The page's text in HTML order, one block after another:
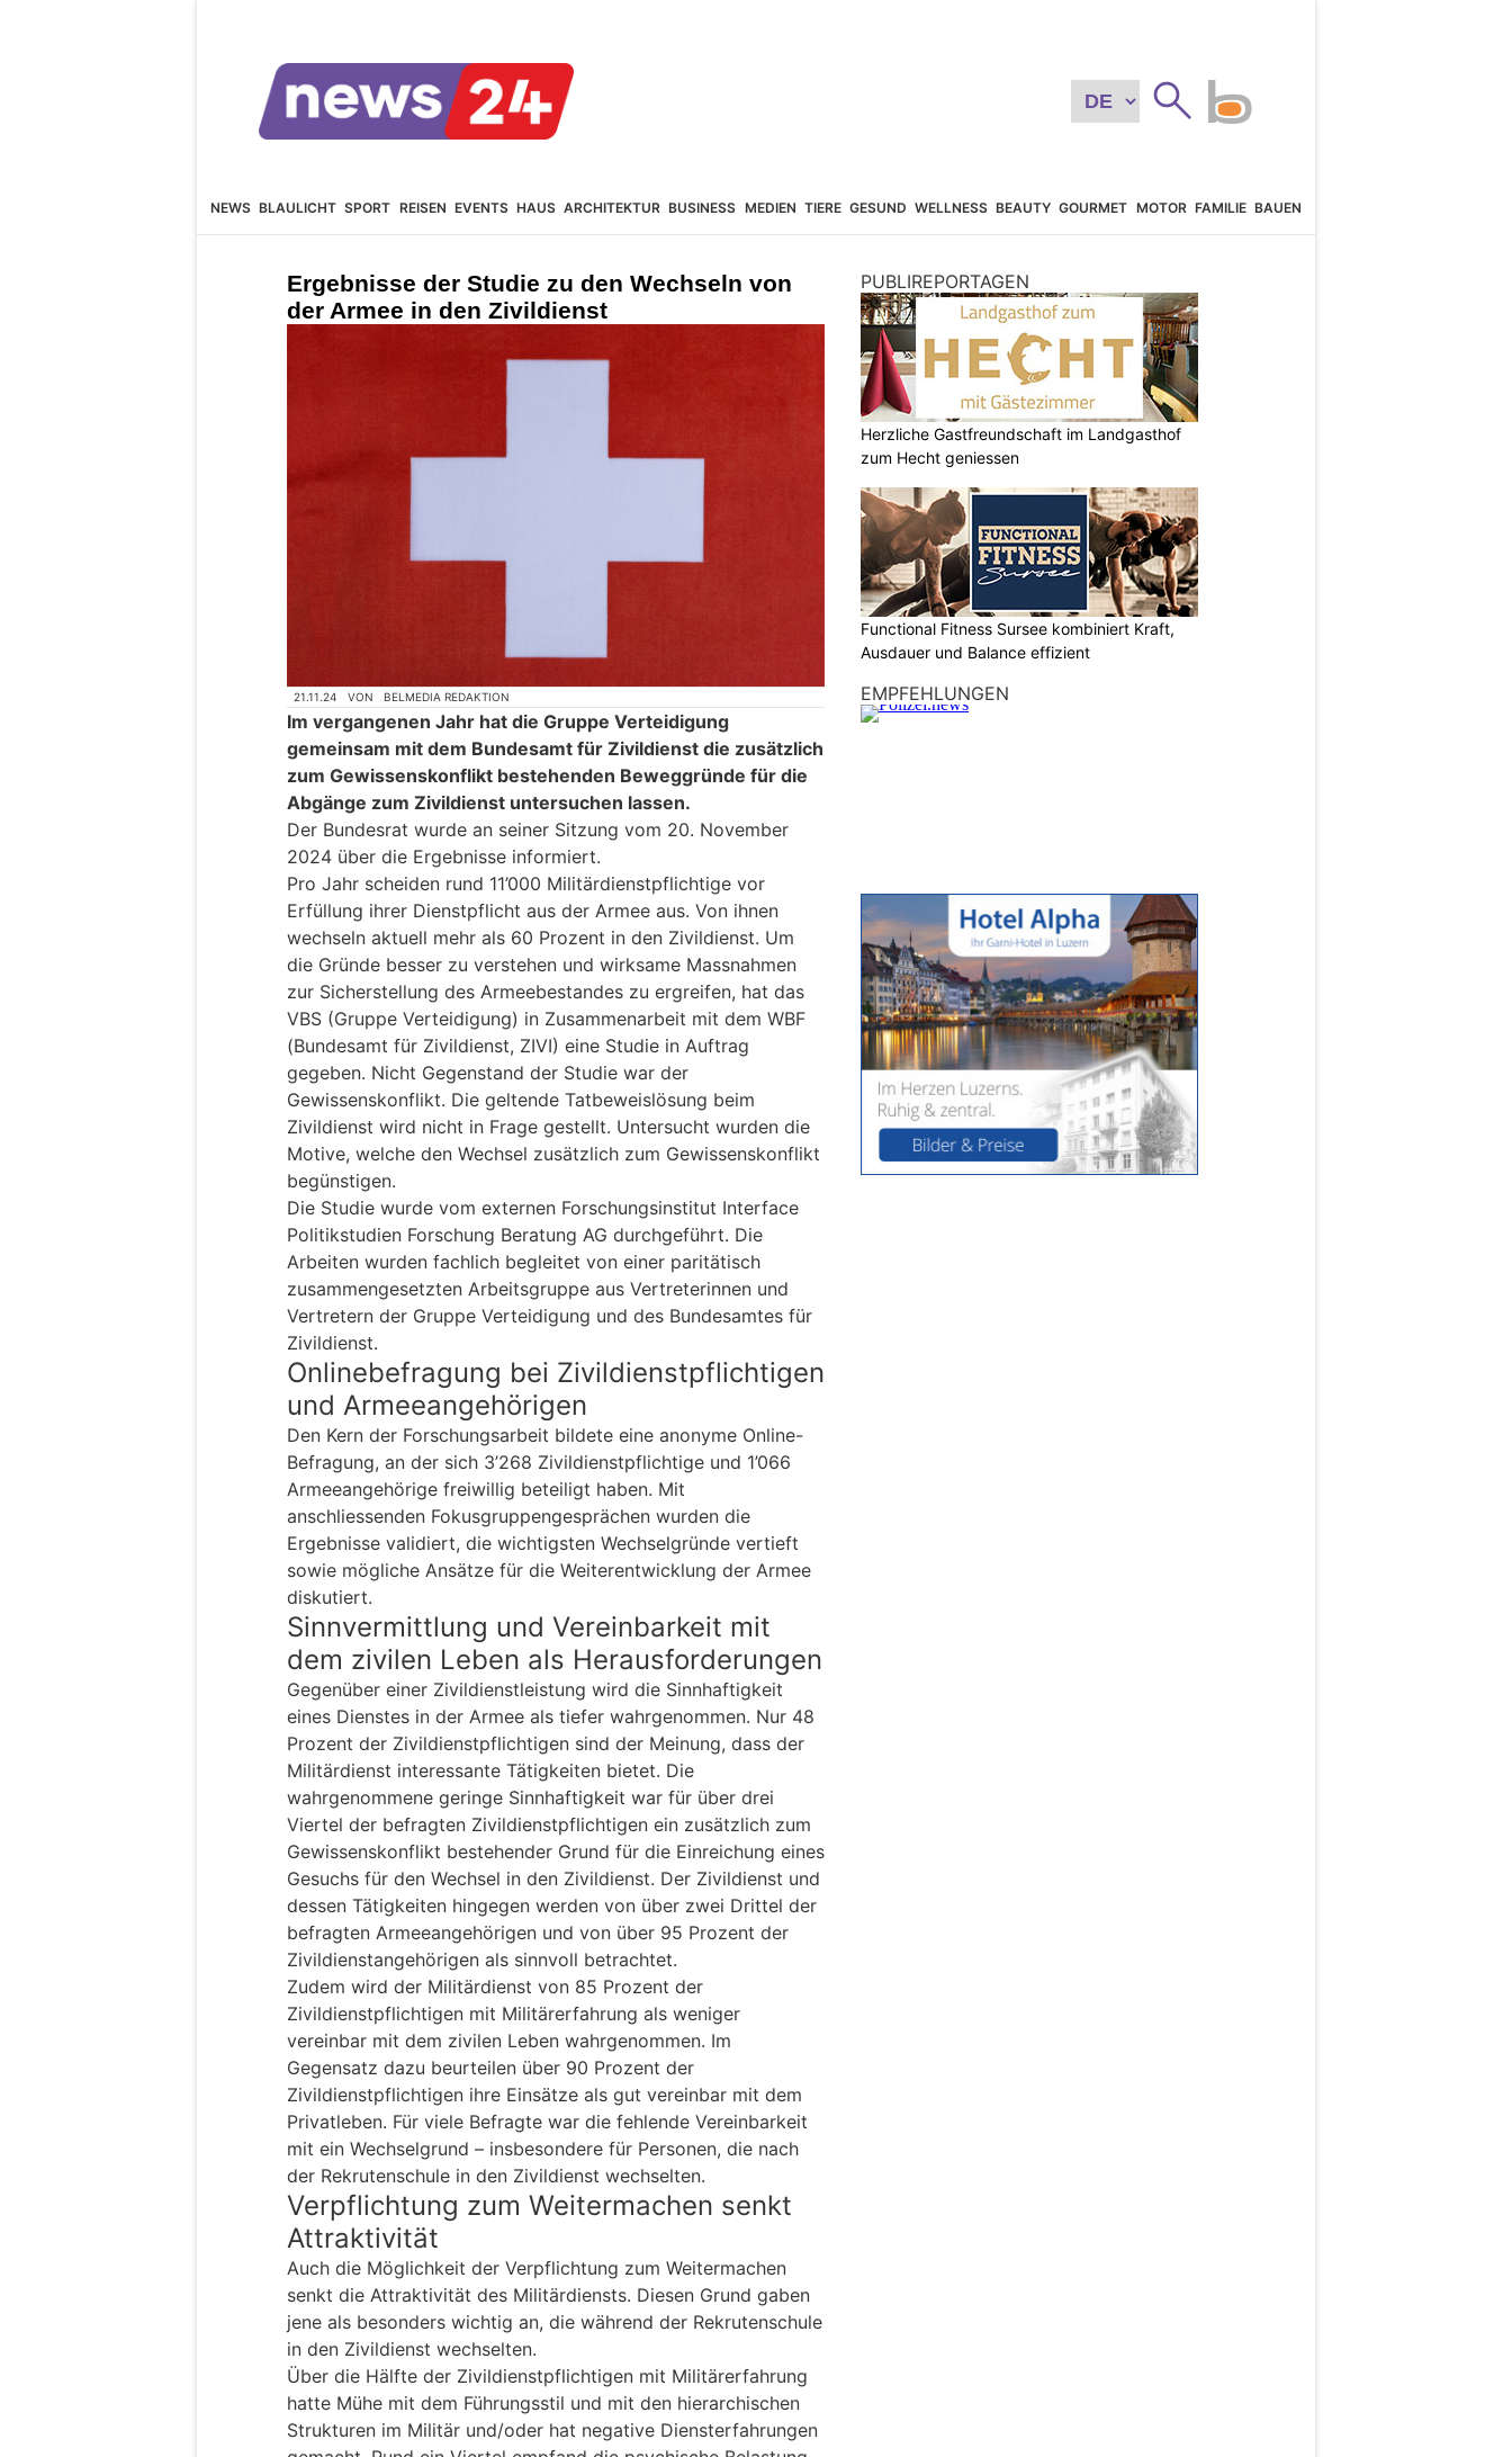
NEWS BLAULICHT SPORT REISEN EVENTS HAUS ARCHITEKTUR BUSINESS MEDIEN TIERE GESUND WELLNESS BEAUTY GOURMET MOTOR FAMILIE BAUEN
Ergebnisse der Studie zu den Wechseln von
der Armee in den Zivildienst
21.11.24 VON BELMEDIA REDAKTION
Im vergangenen Jahr hat die Gruppe Verteidigung
gemeinsam mit dem Bundesamt für Zivildienst die zusätzlich
zum Gewissenskonflikt bestehenden Beweggründe für die
Abgänge zum Zivildienst untersuchen lassen.
Der Bundesrat wurde an seiner Sitzung vom 20. November
2024 über die Ergebnisse informiert.
Pro Jahr scheiden rund 11’000 Militärdienstpflichtige vor
Erfüllung ihrer Dienstpflicht aus der Armee aus. Von ihnen
wechseln aktuell mehr als 60 Prozent in den Zivildienst. Um
die Gründe besser zu verstehen und wirksame Massnahmen
zur Sicherstellung des Armeebestandes zu ergreifen, hat das
VBS (Gruppe Verteidigung) in Zusammenarbeit mit dem WBF
(Bundesamt für Zivildienst, ZIVI) eine Studie in Auftrag
gegeben. Nicht Gegenstand der Studie war der
Gewissenskonflikt. Die geltende Tatbeweislösung beim
Zivildienst wird nicht in Frage gestellt. Untersucht wurden die
Motive, welche den Wechsel zusätzlich zum Gewissenskonflikt
begünstigen.
Die Studie wurde vom externen Forschungsinstitut Interface
Politikstudien Forschung Beratung AG durchgeführt. Die
Arbeiten wurden fachlich begleitet von einer paritätisch
zusammengesetzten Arbeitsgruppe aus Vertreterinnen und
Vertretern der Gruppe Verteidigung und des Bundesamtes für
Zivildienst.
Onlinebefragung bei Zivildienstpflichtigen
und Armeeangehörigen
Den Kern der Forschungsarbeit bildete eine anonyme Online-
Befragung, an der sich 3’268 Zivildienstpflichtige und 1’066
Armeeangehörige freiwillig beteiligt haben. Mit
anschliessenden Fokusgruppengesprächen wurden die
Ergebnisse validiert, die wichtigsten Wechselgründe vertieft
sowie mögliche Ansätze für die Weiterentwicklung der Armee
diskutiert.
Sinnvermittlung und Vereinbarkeit mit
dem zivilen Leben als Herausforderungen
Gegenüber einer Zivildienstleistung wird die Sinnhaftigkeit
eines Dienstes in der Armee als tiefer wahrgenommen. Nur 48
Prozent der Zivildienstpflichtigen sind der Meinung, dass der
Militärdienst interessante Tätigkeiten bietet. Die
wahrgenommene geringe Sinnhaftigkeit war für über drei
Viertel der befragten Zivildienstpflichtigen ein zusätzlich zum
Gewissenskonflikt bestehender Grund für die Einreichung eines
Gesuchs für den Wechsel in den Zivildienst. Der Zivildienst und
dessen Tätigkeiten hingegen werden von über zwei Drittel der
befragten Armeeangehörigen und von über 95 Prozent der
Zivildienstangehörigen als sinnvoll betrachtet.
Zudem wird der Militärdienst von 85 Prozent der
Zivildienstpflichtigen mit Militärerfahrung als weniger
vereinbar mit dem zivilen Leben wahrgenommen. Im
Gegensatz dazu beurteilen über 90 Prozent der
Zivildienstpflichtigen ihre Einsätze als gut vereinbar mit dem
Privatleben. Für viele Befragte war die fehlende Vereinbarkeit
mit ein Wechselgrund – insbesondere für Personen, die nach
der Rekrutenschule in den Zivildienst wechselten.
Verpflichtung zum Weitermachen senkt
Attraktivität
Auch die Möglichkeit der Verpflichtung zum Weitermachen
senkt die Attraktivität des Militärdiensts. Diesen Grund gaben
jene als besonders wichtig an, die während der Rekrutenschule
in den Zivildienst wechselten.
Über die Hälfte der Zivildienstpflichtigen mit Militärerfahrung
hatte Mühe mit dem Führungsstil und mit den hierarchischen
Strukturen im Militär und/oder hat negative Diensterfahrungen
PUBLIREPORTAGEN
Herzliche Gastfreundschaft im Landgasthof
zum Hecht geniessen
Functional Fitness Sursee kombiniert Kraft,
Ausdauer und Balance effizient
EMPFEHLUNGEN